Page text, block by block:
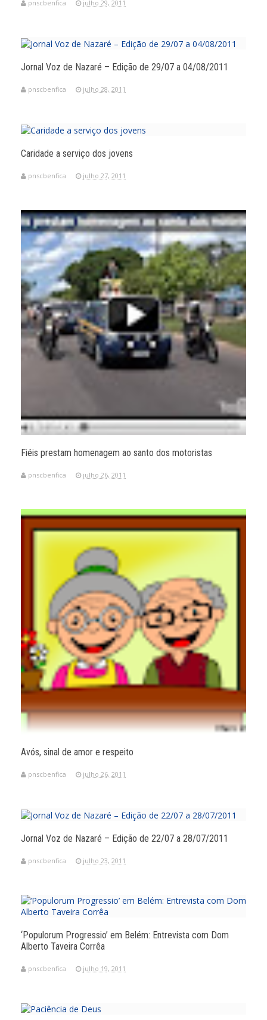
pnscbenfica julho 29, 2011
Jornal Voz de Nazaré – Edição de 29/07 a 04/08/2011
pnscbenfica julho 28, 2011
Caridade a serviço dos jovens
pnscbenfica julho 27, 2011
Fiéis prestam homenagem ao santo dos motoristas
pnscbenfica julho 26, 2011
Avós, sinal de amor e respeito
pnscbenfica julho 26, 2011
Jornal Voz de Nazaré – Edição de 22/07 a 28/07/2011
pnscbenfica julho 23, 2011
‘Populorum Progressio’ em Belém: Entrevista com Dom
Alberto Taveira Corrêa
pnscbenfica julho 19, 2011